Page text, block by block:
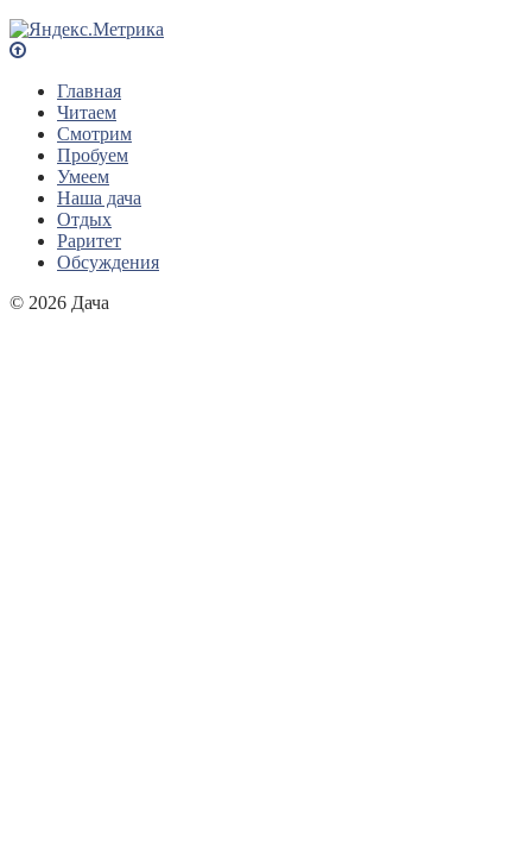
Главная
Читаем
Смотрим
Пробуем
Умеем
Наша дача
Отдых
Раритет
Обсуждения
© 2026 Дача